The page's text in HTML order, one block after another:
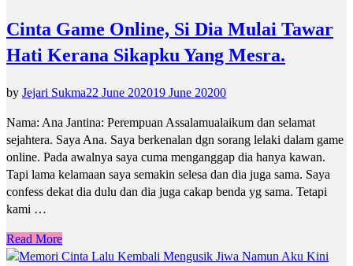
Cinta Game Online, Si Dia Mulai Tawar
Hati Kerana Sikapku Yang Mesra.
by Jejari Sukma22 June 202019 June 20200
Nama: Ana Jantina: Perempuan Assalamualaikum dan selamat
sejahtera. Saya Ana. Saya berkenalan dgn sorang lelaki dalam game
online. Pada awalnya saya cuma menganggap dia hanya kawan.
Tapi lama kelamaan saya semakin selesa dan dia juga sama. Saya
confess dekat dia dulu dan dia juga cakap benda yg sama. Tetapi
kami …
Read More